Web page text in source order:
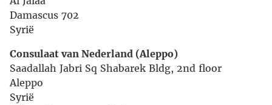
Damascus 702
Syrië
Consulaat van Nederland (Aleppo)
Saadallah Jabri Sq Shabarek Bldg, 2nd floor
Aleppo
Syrië